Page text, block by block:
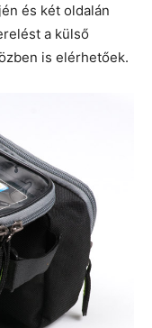
és két oldalán
a külső
is elérhetőek.